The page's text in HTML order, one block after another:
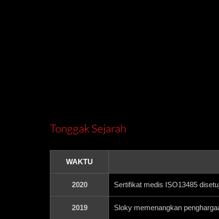
Tonggak Sejarah
WAKTU
2020 Sertifikat medis ISO13485
2019 Sloky memenangkan